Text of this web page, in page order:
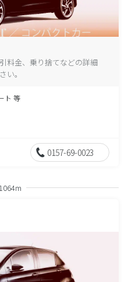
料金、乗り捨てなどの詳細
い。
ト 等
0157-69-0023
1064m